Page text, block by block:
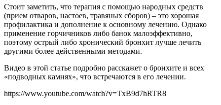
Стоит заметить, что терапия с помощью народных средств
(прием отваров, настоев, травяных сборов) – это хорошая
профилактика и дополнение к основному лечению. Однако
применение горчичников либо банок малоэффективно,
поэтому острый либо хронический бронхит лучше лечить
другими более действенными методами.
Видео в этой статье подробно расскажет о бронхите и всех
«подводных камнях», что встречаются в его лечении.
https://www.youtube.com/watch?v=TxB9d7hRTR8